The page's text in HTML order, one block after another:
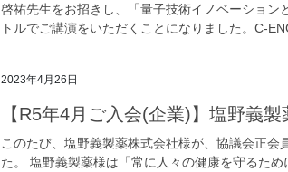
啓祐先生をお招きし、「量子技術イノベーショ
トルでご講演をいただくことになりました。C-
2023年4月26日
【R5年4月ご入会(企業)】塩野義
このたび、塩野義製薬株式会社様が、協議会正会
た。 塩野義製薬様は「常に人々の健康を守るた